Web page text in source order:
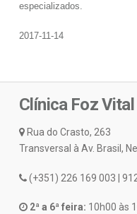
especializados.
2017-11-14
Clínica Foz Vital
Rua do Crasto, 263
Transversal à Av. Brasil,
(+351) 226 169 003 |
2ª a 6ª feira: 10h00 às